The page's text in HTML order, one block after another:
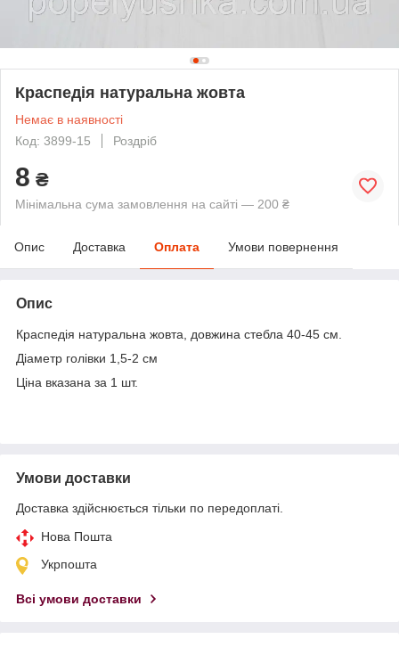
Краспедія натуральна жовта
Немає в наявності
Код: 3899-15
Роздріб
8 ₴
Мінімальна сума замовлення на сайті — 200 ₴
Опис Доставка Оплата Умови повернення
Опис
Краспедія натуральна жовта, довжина стебла 40-45 см.
Діаметр голівки 1,5-2 см
Ціна вказана за 1 шт.
Умови доставки
Доставка здійснюється тільки по передоплаті.
Нова Пошта
Укрпошта
Всі умови доставки